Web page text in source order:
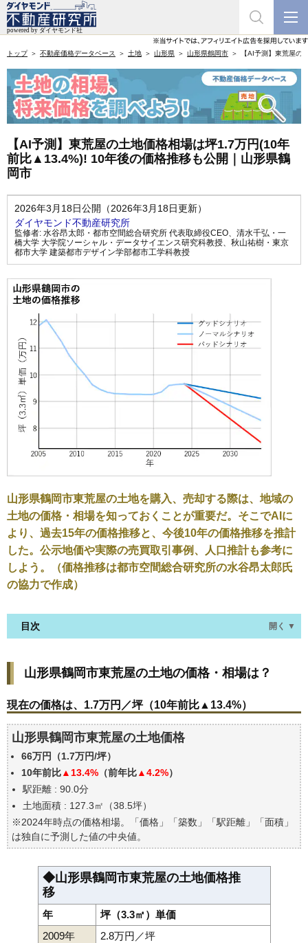
トップ 不動産価格データベース 土地 山形県 山形県鶴岡市 【AI予測】東荒屋
【AI予測】東荒屋の土地価格相場は坪1.7万円(10年
前比▲13.4%)! 10年後の価格推移も公開｜山形県鶴
岡市
2026年3月18日公開（2026年3月18日更新）
ダイヤモンド不動産研究所
監修者: 水谷昂太郎・都市空間総合研究所 代表取締役CEO、 清水千弘・一
橋大学 大学院ソーシャル・データサイエンス研究科教授、 秋山祐樹・東京
都市大学 建築都市デザイン学部都市工学科教授
山形県鶴岡市東荒屋の土地を購入、売却する際は、地域の
土地の価格・相場を知っておくことが重要だ。そこでAIに
より、過去15年の価格推移と、今後10年の価格推移を推計
した。公示地価や実際の売買取引事例、人口推計も参考に
しよう。（価格推移は都市空間総合研究所の水谷昂太郎氏
の協力で作成）
目次 開く ▼
現在の価格は、1.7万円／坪（10年前比▲13.4%）
価格を詳細に分析しよう
山形県鶴岡市東荒屋の土地の過去の売買事例
公示地価はいくら
エリアの将来性を人口予想から検討しよう
自分の年収でいくらの不動産が買える？
山形県鶴岡市東荒屋の土地の価格・相場は？
現在の価格は、1.7万円／坪（10年前比▲13.4%）
山形県鶴岡市東荒屋の土地価格
66万円（1.7万円/坪）
10年前比▲13.4% （前年比▲4.2%）
駅距離 : 90.0分
土地面積 : 127.3㎡（38.5坪）
※2024年時点の価格相場。「価格」「築数」「駅距離」「面積」
は独自に予測した値の中央値。
◆山形県鶴岡市東荒屋の土地価格推
移
年
坪（3.3㎡）単価
2009年
2.8万円／坪